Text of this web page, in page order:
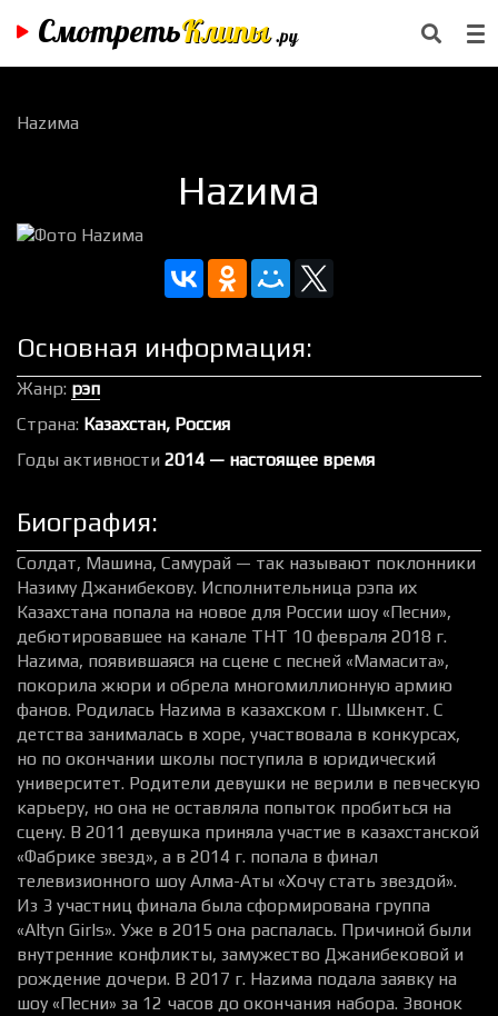
СмотретьКлипы .ру
Наzима
Наzима
Основная информация:
Жанр: рэп
Страна: Казахстан, Россия
Годы активности 2014 — настоящее время
Биография:
Солдат, Машина, Самурай — так называют поклонники
Назиму Джанибекову. Исполнительница рэпа их
Казахстана попала на новое для России шоу «Песни»,
дебютировавшее на канале ТНТ 10 февраля 2018 г.
Наzима, появившаяся на сцене с песней «Мамасита»,
покорила жюри и обрела многомиллионную армию
фанов. Родилась Наzима в казахском г. Шымкент. С
детства занималась в хоре, участвовала в конкурсах,
но по окончании школы поступила в юридический
университет. Родители девушки не верили в певческую
карьеру, но она не оставляла попыток пробиться на
сцену. В 2011 девушка приняла участие в казахстанской
«Фабрике звезд», а в 2014 г. попала в финал
телевизионного шоу Алма-Аты «Хочу стать звездой».
Из 3 участниц финала была сформирована группа
«Altyn Girls». Уже в 2015 она распалась. Причиной были
внутренние конфликты, замужество Джанибековой и
рождение дочери. В 2017 г. Наzима подала заявку на
шоу «Песни» за 12 часов до окончания набора. Звонок